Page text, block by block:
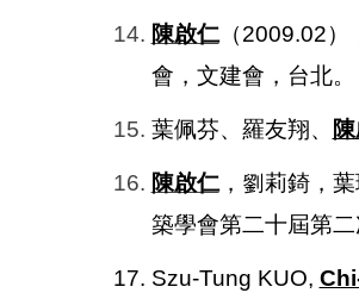
14. 陳啟仁（2009.02）
會，文建會，台北。
15. 葉佩芬、羅友翔、
16. 陳啟仁，劉莉錡，
築學會第二十屆第
17. Szu-Tung KUO,